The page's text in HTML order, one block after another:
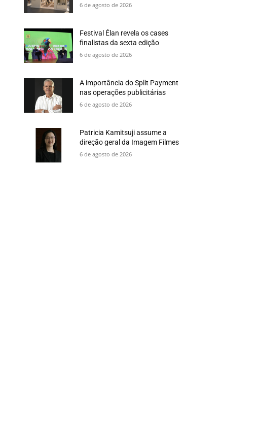
6 de agosto de 2026
Festival Élan revela os cases
finalistas da sexta edição
6 de agosto de 2026
A importância do Split Payment
nas operações publicitárias
6 de agosto de 2026
Patricia Kamitsuji assume a
direção geral da Imagem Filmes
6 de agosto de 2026